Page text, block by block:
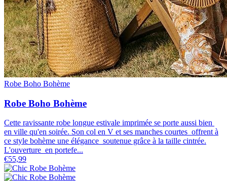
Robe Boho Bohème
Robe Boho Bohème
Cette ravissante robe longue estivale imprimée se porte aussi bien
en ville qu'en soirée. Son col en V et ses manches courtes offrent à
ce style bohème une élégance soutenue grâce à la taille cintrée.
L'ouverture en portefe...
€55,99